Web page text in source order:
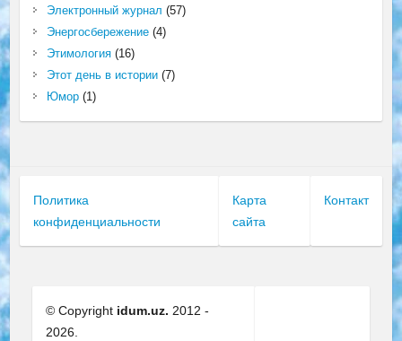
Электронный журнал (57)
Энергосбережение(4)
Этимология(16)
Этот день в истории(7)
Юмор(1)
Политика
конфиденциальности
Карта
сайта
Контакт
© Copyright idum.uz. 2012 -
2026.